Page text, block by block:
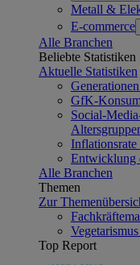
Metall &
E-commerce
Alle Branchen
Beliebte Statistiken
Aktuelle Statistiken
GfK-
Social-
Entwicklung
Alle Branchen
Themen
Zur
Top Report